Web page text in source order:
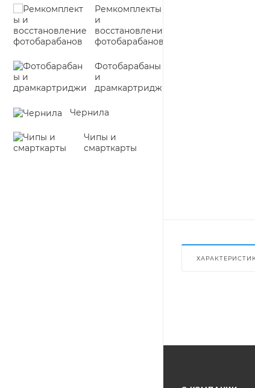
Ремкомплекты
и
восстановление
фотобарабанов
Фотобарабаны
и
драмкартриджи
Чернила
Чипы и
смарткарты